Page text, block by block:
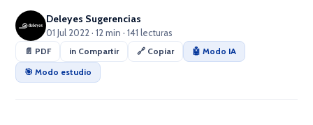
Deleyes Sugerencias
01 Jul 2022 · 12 min · 141 lecturas
📄 PDF in Compartir 🔗 Copiar
🤖 Modo IA
🎯 Modo estudio